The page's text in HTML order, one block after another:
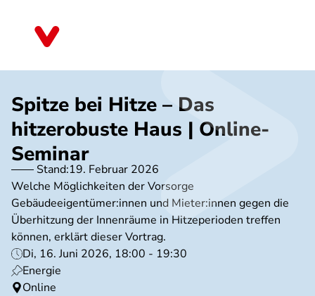
Spitze bei Hitze – Das
hitzerobuste Haus | Online-
Seminar
Stand:19. Februar 2026
Welche Möglichkeiten der Vorsorge
Gebäudeeigentümer:innen und Mieter:innen gegen die
Überhitzung der Innenräume in Hitzeperioden treffen
können, erklärt dieser Vortrag.
Di, 16. Juni 2026, 18:00 - 19:30
Energie
Online